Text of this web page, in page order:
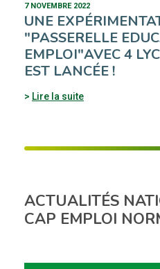
7 NOVEMBRE 2022
UNE
"PASSERELLE
EMPLOI"AVEC 4
EST LANCÉE !
Lire la suite
ACTUALITÉS
CAP EMPLOI